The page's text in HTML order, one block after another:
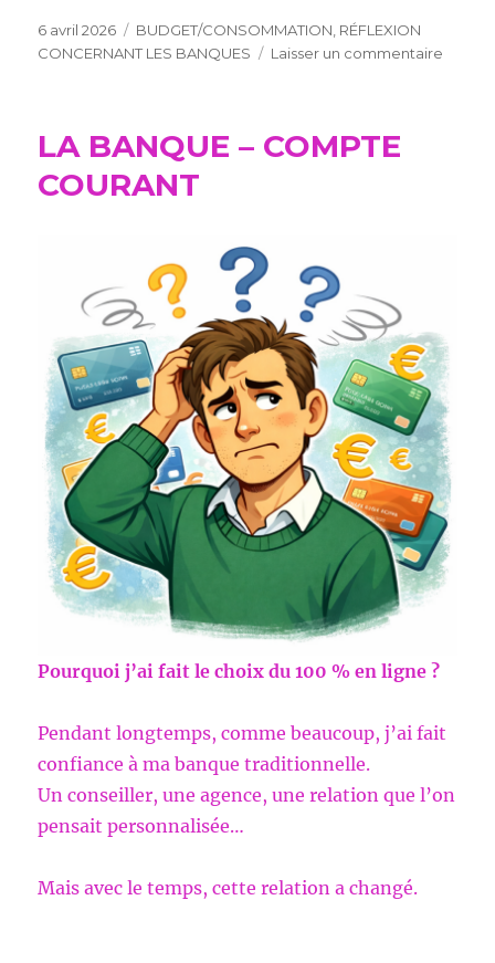
Publié
le
6 avril 2026 Catégories
BUDGET/CONSOMMATION, RÉFLEXION
CONCERNANT LES BANQUES
Laisser un commentaire
LA BANQUE – COMPTE
COURANT
Pourquoi j’ai fait le choix du 100 % en ligne ?
Pendant longtemps, comme beaucoup, j’ai fait
confiance à ma banque traditionnelle.
Un conseiller, une agence, une relation que l’on
pensait personnalisée…
Mais avec le temps, cette relation a changé.